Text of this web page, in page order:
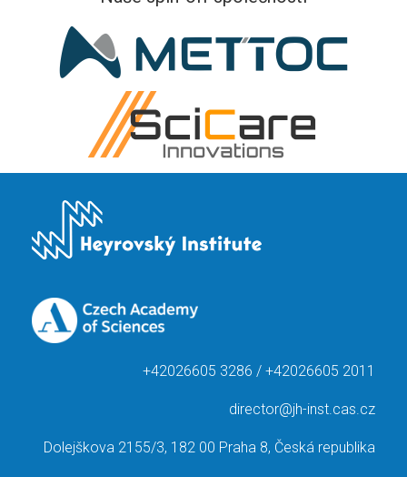
+42026605 3286 / +42026605 2011
director@jh-inst.cas.cz
Dolejškova 2155/3, 182 00 Praha 8, Česká republika